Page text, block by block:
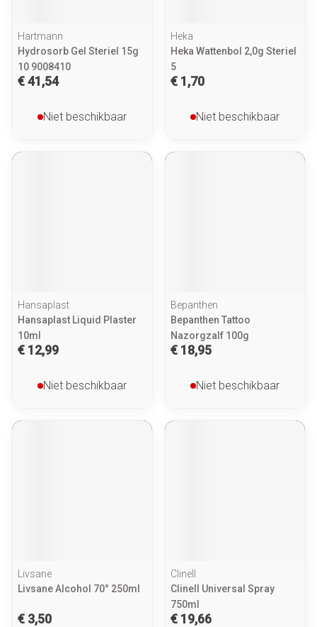
Hartmann
Hydrosorb Gel Steriel 15g
10 9008410
€ 41,54
Niet beschikbaar
Heka
Heka Wattenbol 2,0g Steriel
5
€ 1,70
Niet beschikbaar
Hansaplast
Hansaplast Liquid Plaster
10ml
€ 12,99
Niet beschikbaar
Bepanthen
Bepanthen Tattoo
Nazorgzalf 100g
€ 18,95
Niet beschikbaar
Livsane
Livsane Alcohol 70° 250ml
€ 3,50
Clinell
Clinell Universal Spray
750ml
€ 19,66